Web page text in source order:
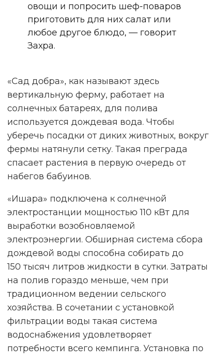
овощи и попросить шеф-поваров
приготовить для них салат или
любое другое блюдо, — говорит
Захра.
«Сад добра», как называют здесь
вертикальную ферму, работает на
солнечных батареях, для полива
используется дождевая вода. Чтобы
уберечь посадки от диких животных, вокруг
фермы натянули сетку. Такая преграда
спасает растения в первую очередь от
набегов бабуинов.
«Ишара» подключена к солнечной
электростанции мощностью 110 кВт для
выработки возобновляемой
электроэнергии. Обширная система сбора
дождевой воды способна собирать до
150 тысяч литров жидкости в сутки. Затраты
на полив гораздо меньше, чем при
традиционном ведении сельского
хозяйства. В сочетании с установкой
фильтрации воды такая система
водоснабжения удовлетворяет
потребности всего кемпинга. Установка по